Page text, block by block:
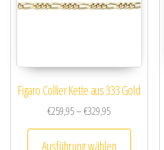
Figaro Collier Kette aus 333 Gold
€259,95–€329,95Preisspanne:
Ausführung wählen
Dieses